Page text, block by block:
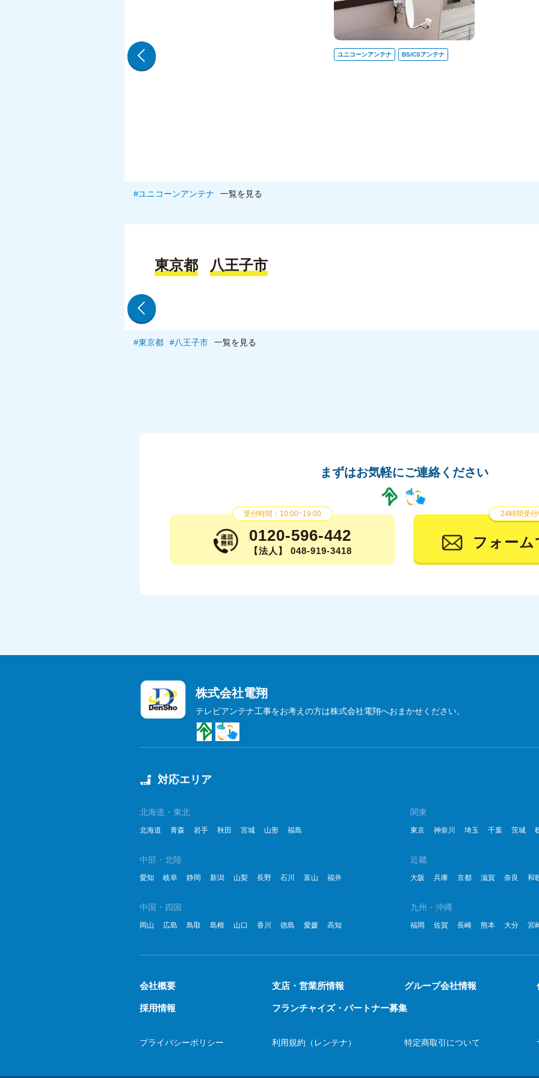
BS/CSアンテナ
ユニコーンアンテナ
ユニコーンアンテナ 一覧を見る
東京都 八王子市
東京都 八王子市 一覧を見る
まずはお気軽にご連絡ください
受付時間：10:00~19:00
0120-596-442
【法人】 048-919-3418
24時間受付
フォーム
株式会社電翔
テレビアンテナ工事をお考えの方は株式会社電翔へおまかせください。
対応エリア
北海道・東北
北海道 青森 岩手 秋田 宮城 山形 福島
関東
東京 神奈川 埼玉 千葉 茨城
中部・北陸
愛知 岐阜 静岡 新潟 山梨 長野 石川 富山 福井
近畿
大阪 兵庫 京都 滋賀 奈良 和
中国・四国
岡山 広島 鳥取 島根 山口 香川 徳島 愛媛 高知
九州・沖縄
福岡 佐賀 長崎 熊本 大分 宮
会社概要 支店・営業所情報 グループ会社情報
採用情報 フランチャイズ・パートナー募集
プライバシーポリシー 利用規約（レンテナ） 特定商取引について